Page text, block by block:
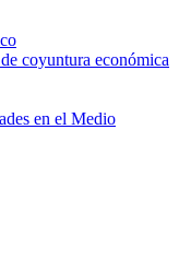
coyuntura económica
en el Medio